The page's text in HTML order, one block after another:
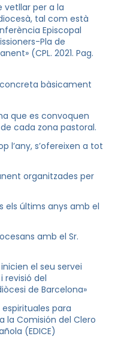
vetllar per a la
tal com està
Episcopal
Pla de
(CPL. 2021. Pag.
bàsicament
que es convoquen
cada zona pastoral.
l’any, s’ofereixen a tot
organitzades per
els últims anys amb el
amb el Sr.
el seu servei
revisió del
de Barcelona»
espirituales para
la Comisión del Clero
(EDICE)